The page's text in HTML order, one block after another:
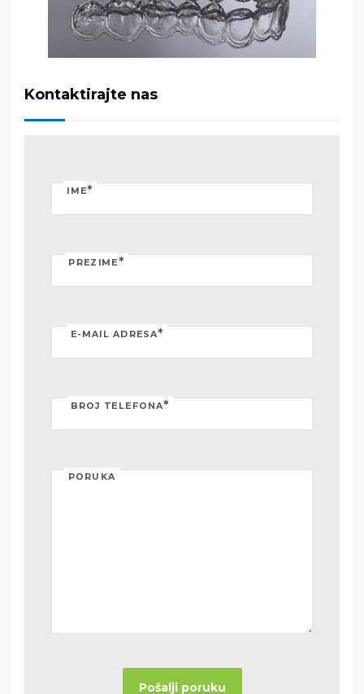
Kontaktirajte nas
IME*
PREZIME *
E-MAIL ADRESA*
BROJ TELEFONA*
PORUKA